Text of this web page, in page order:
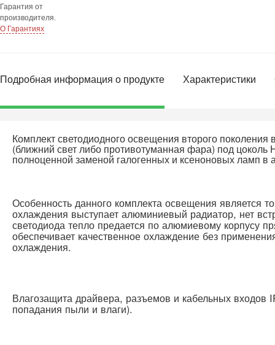
Гарантия от
производителя.
О Гарантиях
Подробная информация о продукте Характеристики
Комплект светодиодного освещения второго
(ближний свет либо противотуманная фара) под цоколь
полноценной заменой галогенных и ксеноновых ламп в
Особенность данного комплекта освещения является
охлаждения выступает алюминиевый радиатор, нет
светодиода тепло предается по алюмиевому корпусу
обеспечивает качественное охлаждение без
охлаждения.
Влагозащита драйвера, разъемов и кабельных входов
попадания пыли и влаги).